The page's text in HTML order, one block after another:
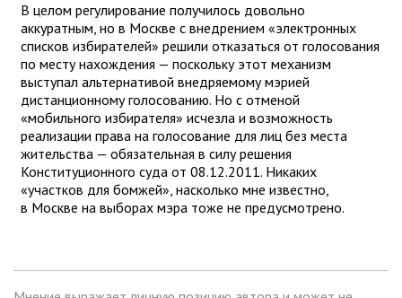
В целом регулирование получилось довольно
аккуратным, но в Москве с внедрением «электронных
списков избирателей» решили отказаться от голосования
по месту нахождения — поскольку этот механизм
выступал альтернативой внедряемому мэрией
дистанционному голосованию. Но с отменой
«мобильного избирателя» исчезла и возможность
реализации права на голосование для лиц без места
жительства — обязательная в силу решения
Конституционного суда от 08.12.2011. Никаких
«участков для бомжей», насколько мне известно,
в Москве на выборах мэра тоже не предусмотрено.